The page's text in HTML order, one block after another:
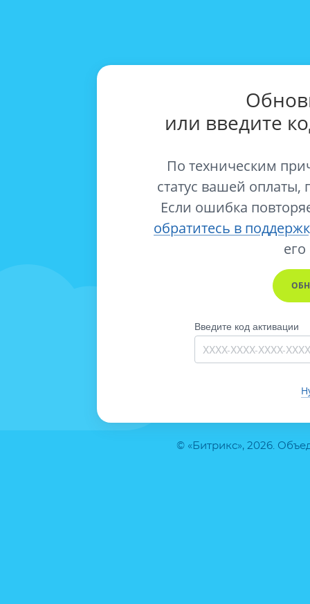
© «Битрикс», 2026.
или введите
По техническим
статус вашей оплаты,
Если ошибка
обратитесь в
его
Введите код активации